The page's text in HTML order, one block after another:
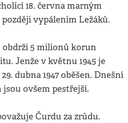
18. června marným
vypálením Ležáků.
obdrží 5 milionů korun
Jenže v květnu 1945 je
dubna 1947 oběšen. Dnešní
ovšem pestřejší.
Čurdu za zrůdu.